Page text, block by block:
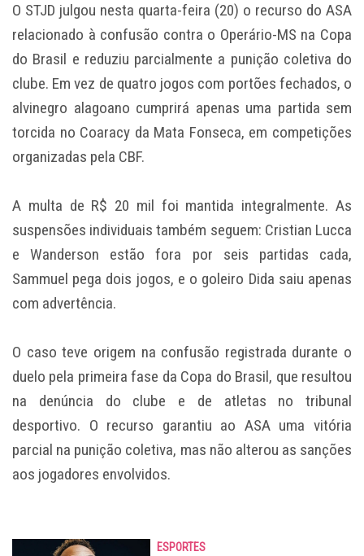
O STJD julgou nesta quarta-feira (20) o recurso do ASA
relacionado à confusão contra o Operário-MS na Copa
do Brasil e reduziu parcialmente a punição coletiva do
clube. Em vez de quatro jogos com portões fechados, o
alvinegro alagoano cumprirá apenas uma partida sem
torcida no Coaracy da Mata Fonseca, em competições
organizadas pela CBF.
A multa de R$ 20 mil foi mantida integralmente. As
suspensões individuais também seguem: Cristian Lucca
e Wanderson estão fora por seis partidas cada,
Sammuel pega dois jogos, e o goleiro Dida saiu apenas
com advertência.
O caso teve origem na confusão registrada durante o
duelo pela primeira fase da Copa do Brasil, que resultou
na denúncia do clube e de atletas no tribunal
desportivo. O recurso garantiu ao ASA uma vitória
parcial na punição coletiva, mas não alterou as sanções
aos jogadores envolvidos.
ESPORTES